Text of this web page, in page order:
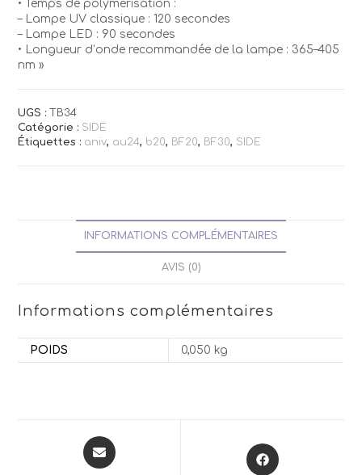
• Temps de polymérisation :
– Lampe UV classique : 120 secondes
– Lampe LED : 90 secondes
• Longueur d’onde recommandée de la lampe : 365–405
nm »
UGS :TB34
Catégorie : SIDE
Étiquettes : aniv, au24, b20, BF20, BF30, SIDE
INFORMATIONS COMPLÉMENTAIRES
AVIS (0)
Informations complémentaires
POIDS 0,050 kg
Opens
in
Opens
in